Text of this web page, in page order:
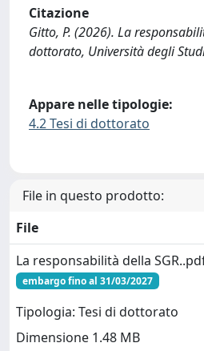
Citazione
Gitto, P. (2026). La
dottorato, Università degli
Appare nelle tipologie:
4.2 Tesi di dottorato
File in questo prodotto:
File
La responsabilità della
embargo fino al 31/03/2027
Tipologia: Tesi di dottorato
Dimensione 1.48 MB